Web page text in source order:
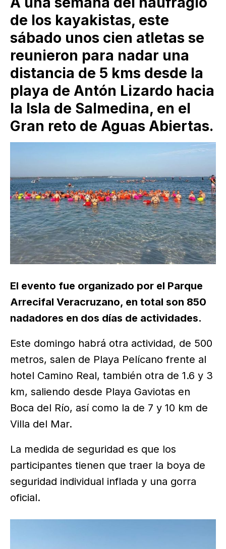
de los kayakistas, este
sábado unos cien atletas se
reunieron para nadar una
distancia de 5 kms desde la
playa de Antón Lizardo hacia
la Isla de Salmedina, en el
Gran reto de Aguas Abiertas.
El evento fue organizado por el Parque
Arrecifal Veracruzano, en total son 850
nadadores en dos días de actividades.
Este domingo habrá otra actividad, de 500
metros, salen de Playa Pelícano frente al
hotel Camino Real, también otra de 1.6 y 3
km, saliendo desde Playa Gaviotas en
Boca del Río, así como la de 7 y 10 km de
Villa del Mar.
La medida de seguridad es que los
participantes tienen que traer la boya de
seguridad individual inflada y una gorra
oficial.